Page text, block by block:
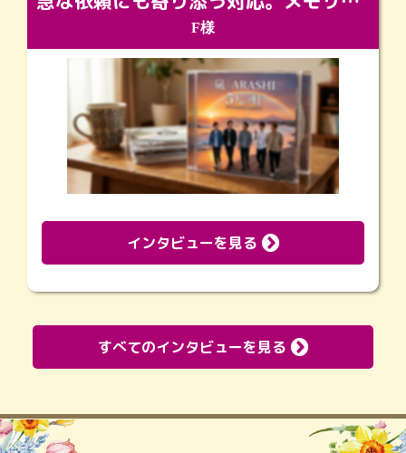
F様
インタビューを見る
すべてのインタビューを見る